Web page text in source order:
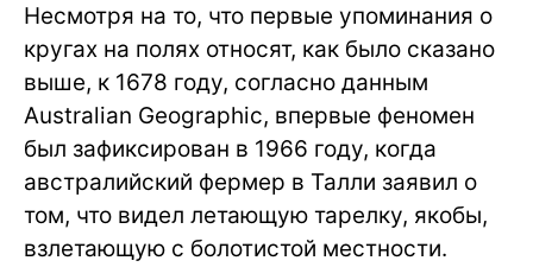
Несмотря на то, что первые упоминания о
кругах на полях относят, как было сказано
выше, к 1678 году, согласно данным
Australian Geographic, впервые феномен
был зафиксирован в 1966 году, когда
австралийский фермер в Талли заявил о
том, что видел летающую тарелку, якобы,
взлетающую с болотистой местности.